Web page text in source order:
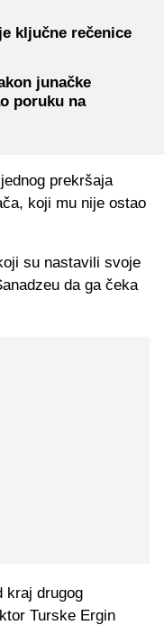
ključne rečenice
junačke
poruku na
prekršaja
koji mu nije ostao
su nastavili svoje
da ga čeka
kraj drugog
Turske Ergin